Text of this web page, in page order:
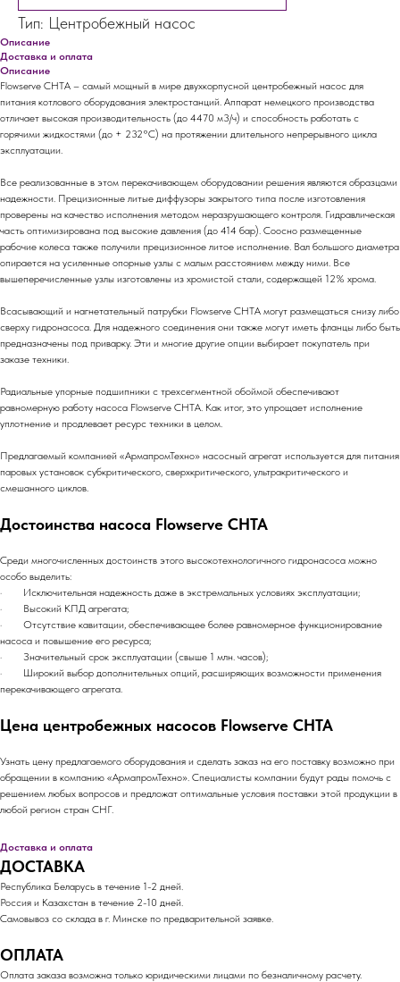
Тип: Центробежный насос
Описание
Доставка и оплата
Описание
Flowserve CHTA – самый мощный в мире двухкорпусной центробежный насос для
питания котлового оборудования электростанций. Аппарат немецкого производства
отличает высокая производительность (до 4470 м3/ч) и способность работать с
горячими жидкостями (до + 232°C) на протяжении длительного непрерывного цикла
эксплуатации.
Все реализованные в этом перекачивающем оборудовании решения являются образцами
надежности. Прецизионные литые диффузоры закрытого типа после изготовления
проверены на качество исполнения методом неразрушающего контроля. Гидравлическая
часть оптимизирована под высокие давления (до 414 бар). Соосно размещенные
рабочие колеса также получили прецизионное литое исполнение. Вал большого диаметра
опирается на усиленные опорные узлы с малым расстоянием между ними. Все
вышеперечисленные узлы изготовлены из хромистой стали, содержащей 12% хрома.
Всасывающий и нагнетательный патрубки Flowserve CHTA могут размещаться снизу либо
сверху гидронасоса. Для надежного соединения они также могут иметь фланцы либо быть
предназначены под приварку. Эти и многие другие опции выбирает покупатель при
заказе техники.
Радиальные упорные подшипники с трехсегментной обоймой обеспечивают
равномерную работу насоса Flowserve CHTA. Как итог, это упрощает исполнение
уплотнение и продлевает ресурс техники в целом.
Предлагаемый компанией «АрмапромТехно» насосный агрегат используется для питания
паровых установок субкритического, сверхкритического, ультракритического и
смешанного циклов.
Достоинства насоса Flowserve CHTA
Среди многочисленных достоинств этого высокотехнологичного гидронасоса можно
особо выделить:
· Исключительная надежность даже в экстремальных условиях эксплуатации;
· Высокий КПД агрегата;
· Отсутствие кавитации, обеспечивающее более равномерное функционирование
насоса и повышение его ресурса;
· Значительный срок эксплуатации (свыше 1 млн. часов);
· Широкий выбор дополнительных опций, расширяющих возможности применения
перекачивающего агрегата.
Цена центробежных насосов Flowserve CHTA
Узнать цену предлагаемого оборудования и сделать заказ на его поставку возможно при
обращении в компанию «АрмапромТехно». Специалисты компании будут рады помочь с
решением любых вопросов и предложат оптимальные условия поставки этой продукции в
любой регион стран СНГ.
Доставка и оплата
ДОСТАВКА
Республика Беларусь в течение 1-2 дней.
Россия и Казахстан в течение 2-10 дней.
Самовывоз со склада в г. Минске по предварительной заявке.
ОПЛАТА
Оплата заказа возможна только юридическими лицами по безналичному расчету.